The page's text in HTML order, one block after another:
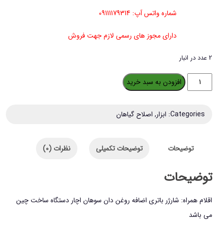
شماره واتس آپ: 09111179314
دارای مجوز های رسمی لازم جهت فروش
2 عدد در انبار
قیچی
شارژی
عدد
افزودن به سبد خرید
Categories: ابزار, اصلاح گیاهان
توضیحات توضیحات تکمیلی نظرات (0)
توضیحات
اقلام همراه: شارژر باتری اضافه روغن دان سوهان اچار دستگاه ساخت چین
می باشد